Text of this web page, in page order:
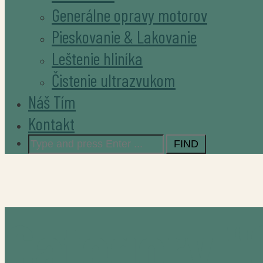
Generálne opravy motorov
Pieskovanie & Lakovanie
Leštenie hliníka
Čistenie ultrazvukom
Náš Tím
Kontakt
Search
for: